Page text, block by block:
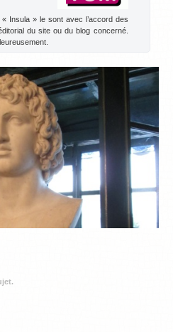
« Insula » le sont avec l’accord des
du site ou du blog concerné.